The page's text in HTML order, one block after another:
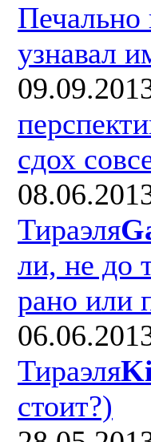
Печально
узнавал
сдох
Тираэля
ли, не до
рано или
Тираэля
стоит?)